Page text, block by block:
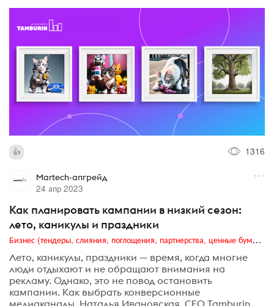
1316
Martech-апгрейд
24 апр 2023
Как планировать кампании в низкий сезон:
лето, каникулы и праздники
Бизнес (тендеры, слияния, поглощения, партнерства, ценные бумаги, акционеры, финансы и отчетность)
Лето, каникулы, праздники — время, когда многие
люди отдыхают и не обращают внимания на
рекламу. Однако, это не повод остановить
кампании. Как выбрать конверсионные
медиаканалы, Наталья Ивановская, CEO Tamburin,